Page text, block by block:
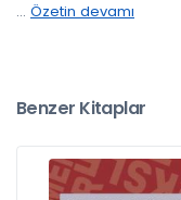
... Özetin devamı
Benzer Kitaplar